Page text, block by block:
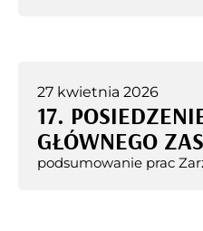
27 kwietnia 2026
17.
GŁÓWNEGO
podsumowanie prac